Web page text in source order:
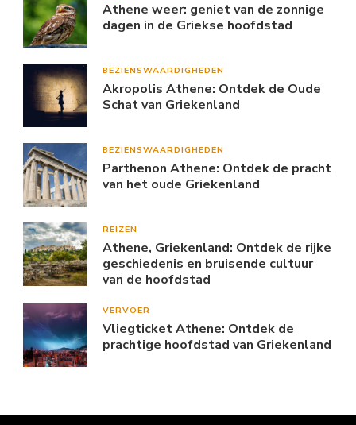
Athene weer: geniet van de zonnige
dagen in de Griekse hoofdstad
BEZIENSWAARDIGHEDEN
Akropolis Athene: Ontdek de Oude
Schat van Griekenland
BEZIENSWAARDIGHEDEN
Parthenon Athene: Ontdek de pracht
van het oude Griekenland
REIZEN
Athene, Griekenland: Ontdek de rijke
geschiedenis en bruisende cultuur
van de hoofdstad
VERVOER
Vliegticket Athene: Ontdek de
prachtige hoofdstad van Griekenland